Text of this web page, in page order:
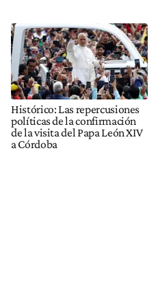
Histórico: Las repercusiones
políticas de la confirmación
de la visita del Papa León XIV
a Córdoba